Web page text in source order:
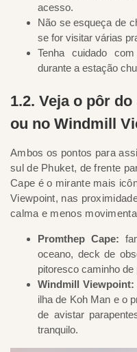
acesso.
Não se esqueça de
se for visitar várias
Tenha cuidado
durante a estação
1.2. Veja o pôr
ou no Windmill
Ambos os pontos para
sul de Phuket, de frente
Cape é o mirante mais
Viewpoint, nas
calma e menos
Promthep Cape:
oceano, deck de
pitoresco caminho de
Windmill Viewpoint:
ilha de Koh Man e o
de avistar
tranquilo.